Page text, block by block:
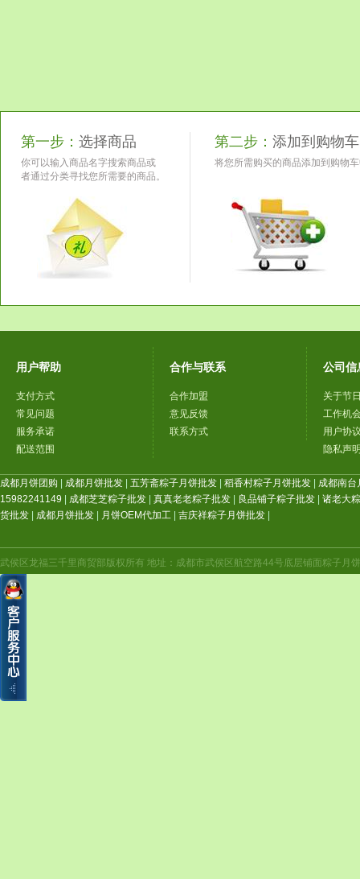
第一步： 选择商品
你可以输入商品名字搜索商品或
者通过分类寻找您所需要的商品。
第二步： 添加到购物车
将您所需购买的商品添加到购物
用户帮助
支付方式
常见问题
服务承诺
配送范围
合作与联系
合作加盟
意见反馈
联系方式
公司信
关于节
工作机
用户协
隐私声
成都月饼团购 成都月饼批发 五芳斋粽子月饼批发 稻香村粽子月饼批发
成都南台
15982241149
成都芝芝粽子批发 真真老老粽子批发 良品铺子粽子批发
诸老大
货批发
成都月饼批发 月饼OEM代加工 吉庆祥粽子月饼批发
武侯区龙福三千里商贸部版权所有 地址：成都市武侯区航空路44号底层铺面粽子